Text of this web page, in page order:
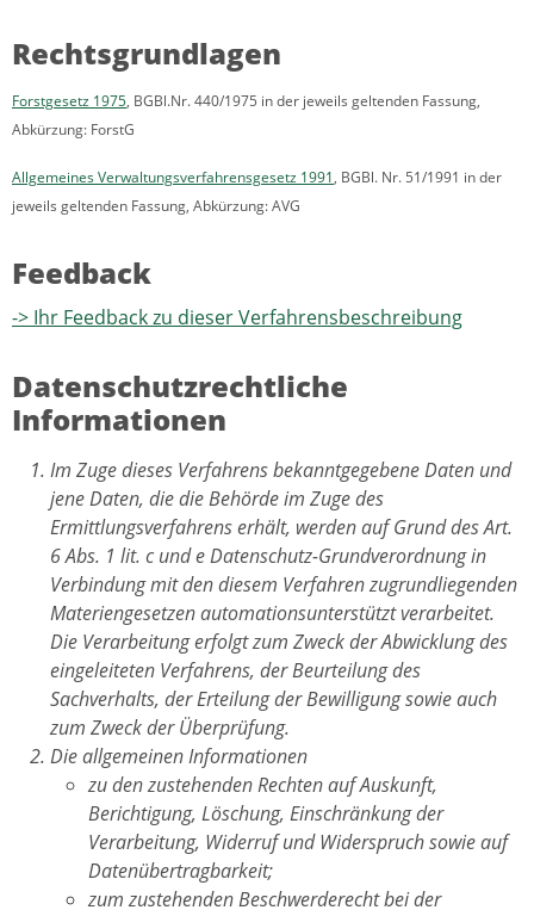
Rechtsgrundlagen
Forstgesetz 1975, BGBl.Nr. 440/1975 in der jeweils geltenden Fassung,
Abkürzung: ForstG
Allgemeines Verwaltungsverfahrensgesetz 1991, BGBl. Nr. 51/1991 in der
jeweils geltenden Fassung, Abkürzung: AVG
Feedback
-> Ihr Feedback zu dieser Verfahrensbeschreibung
Datenschutzrechtliche
Informationen
Im Zuge dieses Verfahrens bekanntgegebene Daten und
jene Daten, die die Behörde im Zuge des
Ermittlungsverfahrens erhält, werden auf Grund des Art.
6 Abs. 1 lit. c und e Datenschutz-Grundverordnung in
Verbindung mit den diesem Verfahren zugrundliegenden
Materiengesetzen automationsunterstützt verarbeitet.
Die Verarbeitung erfolgt zum Zweck der Abwicklung des
eingeleiteten Verfahrens, der Beurteilung des
Sachverhalts, der Erteilung der Bewilligung sowie auch
zum Zweck der Überprüfung.
Die allgemeinen Informationen
zu den zustehenden Rechten auf Auskunft,
Berichtigung, Löschung, Einschränkung der
Verarbeitung, Widerruf und Widerspruch sowie auf
Datenübertragbarkeit;
zum zustehenden Beschwerderecht bei der